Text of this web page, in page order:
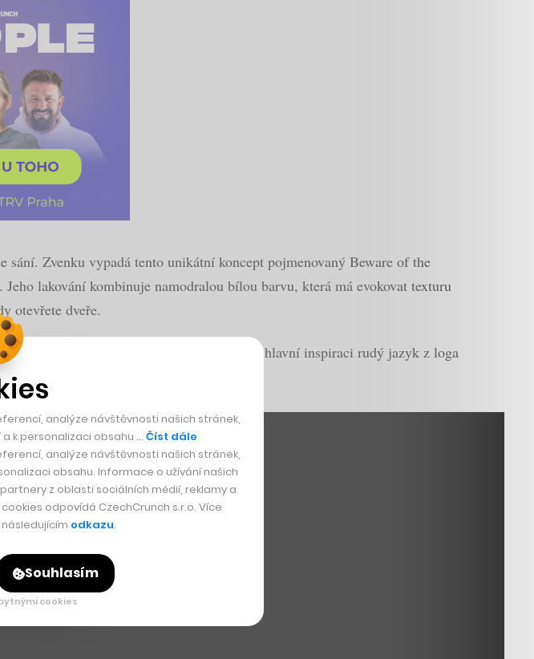
Zvenku vypadá tento unikátní koncept pojmenovaný Beware of the
lakování kombinuje namodralou bílou barvu, která má evokovat texturu
otevřete dveře.
francouzských značek si totiž vzaly jako hlavní inspiraci rudý jazyk z loga
obřího krokodýla.
analýze návštěvnosti našich stránek,
k personalizaci obsahu … Číst dále
analýze návštěvnosti našich stránek,
obsahu. Informace o užívání našich
z oblasti sociálních médií, reklamy a
odpovídá CzechCrunch s.r.o. Více
odkazu.
Souhlasím
cookies